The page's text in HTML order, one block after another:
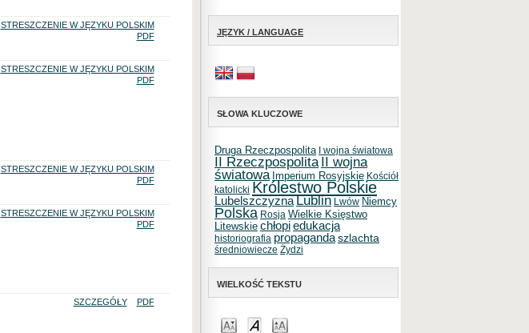
JĘZYK / LANGUAGE
SŁOWA KLUCZOWE
Druga Rzeczpospolita I wojna światowa
II Rzeczpospolita II wojna
światowa Imperium Rosyjskie Kościół
katolicki Królestwo Polskie
LubelszczyznaLublin Lwów Niemcy
Polska Rosja Wielkie Księstwo
Litewskie chłopiedukacja
historiografia propagandaszlachta
średniowiecze Żydzi
WIELKOŚĆ TEKSTU
STRESZCZENIE W JĘZYKU POLSKIM
PDF
STRESZCZENIE W JĘZYKU POLSKIM
PDF
STRESZCZENIE W JĘZYKU POLSKIM
PDF
STRESZCZENIE W JĘZYKU POLSKIM
PDF
SZCZEGÓŁY PDF